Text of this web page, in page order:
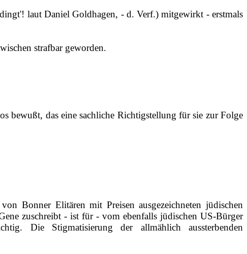
laut Daniel Goldhagen, ‑ d. Verf.) mitgewirkt ‑ erstmals
strafbar geworden.
bewußt, das eine sachliche Richtigstellung für sie zur Folge
Bonner Elitären mit Preisen ausgezeichneten jüdischen
zuschreibt ‑ ist für ‑ vom ebenfalls jüdischen US‑Bürger
Die Stigmatisierung der allmählich aussterbenden